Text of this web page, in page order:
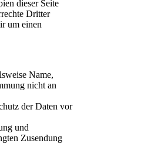
dieser Seite
Dritter
um einen
Name,
nicht an
der Daten vor
und
Zusendung